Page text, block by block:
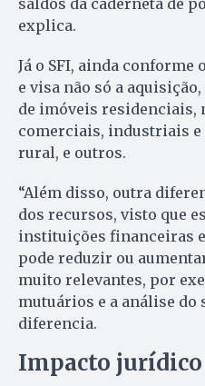
saldos da caderneta de
explica.
Já o SFI, ainda conforme
e visa não só a
de imóveis residenciais,
comerciais, industriais e
rural, e outros.
“Além disso, outra
dos recursos, visto que
instituições financeiras
pode reduzir ou
muito relevantes, por
mutuários e a análise do
diferencia.
Impacto jurídico